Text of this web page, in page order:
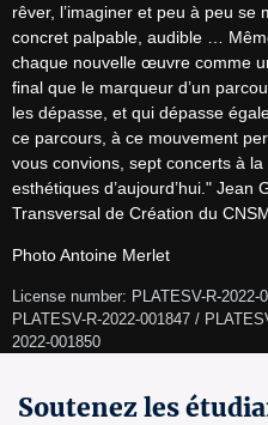
rêver, l’imaginer et peu à peu se
concret palpable, audible …
chaque nouvelle œuvre comme
final que le marqueur d’un
les dépasse, et qui dépasse
ce parcours, à ce mouvement
vous convions, sept concerts à
esthétiques d’aujourd’hui." Jean
Transversal de Création du
Photo Antoine Merlet
License number: PLATESV-R-
PLATESV-R-2022-001847 /
2022-001850
Soutenez les